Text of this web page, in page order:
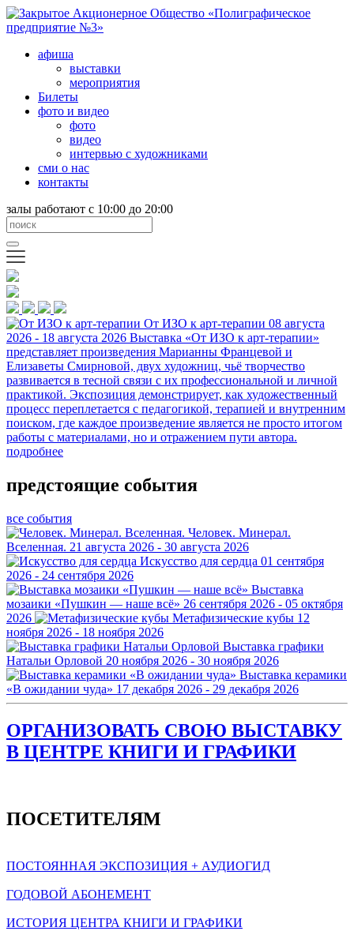
афиша
выставки
мероприятия
Билеты
фото и видео
фото
видео
интервью с художниками
сми о нас
контакты
залы работают с 10:00 до 20:00
От ИЗО к арт-терапии 08 августа
2026 - 18 августа 2026 Выставка «От ИЗО к арт-терапии»
представляет произведения Марианны Францевой и
Елизаветы Смирновой, двух художниц, чьё творчество
развивается в тесной связи с их профессиональной и личной
практикой. Экспозиция демонстрирует, как художественный
процесс переплетается с педагогикой, терапией и внутренним
поиском, где каждое произведение является не просто итогом
работы с материалами, но и отражением пути автора.
подробнее
предстоящие события
все события
Человек. Минерал.
Вселенная. 21 августа 2026 - 30 августа 2026
Искусство для сердца 01 сентября
2026 - 24 сентября 2026
Выставка
мозаики «Пушкин — наше всё» 26 сентября 2026 - 05 октября
2026
Метафизические кубы 12
ноября 2026 - 18 ноября 2026
Выставка графики
Натальи Орловой 20 ноября 2026 - 30 ноября 2026
Выставка керамики
«В ожидании чуда» 17 декабря 2026 - 29 декабря 2026
ОРГАНИЗОВАТЬ СВОЮ ВЫСТАВКУ
В ЦЕНТРЕ КНИГИ И ГРАФИКИ
ПОСЕТИТЕЛЯМ
ПОСТОЯННАЯ ЭКСПОЗИЦИЯ + АУДИОГИД
ГОДОВОЙ АБОНЕМЕНТ
ИСТОРИЯ ЦЕНТРА КНИГИ И ГРАФИКИ